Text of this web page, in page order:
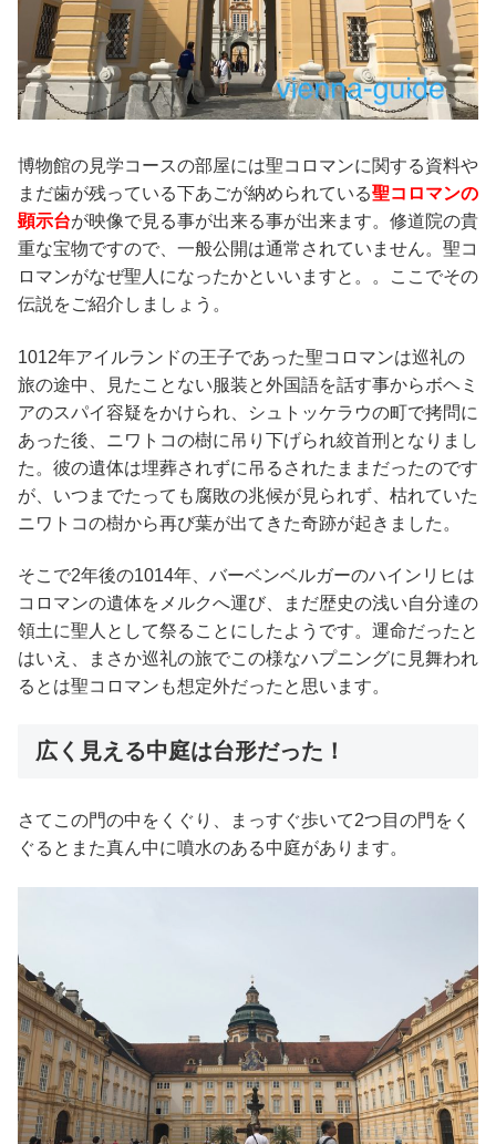
博物館の見学コースの部屋には聖コロマンに関する資料や
まだ歯が残っている下あごが納められている聖コロマンの
顕示台が映像で見る事が出来る事が出来ます。修道院の貴
重な宝物ですので、一般公開は通常されていません。聖コ
ロマンがなぜ聖人になったかといいますと。。ここでその
伝説をご紹介しましょう。
1012年アイルランドの王子であった聖コロマンは巡礼の
旅の途中、見たことない服装と外国語を話す事からボヘミ
アのスパイ容疑をかけられ、シュトッケラウの町で拷問に
あった後、ニワトコの樹に吊り下げられ絞首刑となりまし
た。彼の遺体は埋葬されずに吊るされたままだったのです
が、いつまでたっても腐敗の兆候が見られず、枯れていた
ニワトコの樹から再び葉が出てきた奇跡が起きました。
そこで2年後の1014年、バーベンベルガーのハインリヒは
コロマンの遺体をメルクへ運び、まだ歴史の浅い自分達の
領土に聖人として祭ることにしたようです。運命だったと
はいえ、まさか巡礼の旅でこの様なハプニングに見舞われ
るとは聖コロマンも想定外だったと思います。
広く見える中庭は台形だった！
さてこの門の中をくぐり、まっすぐ歩いて2つ目の門をく
ぐるとまた真ん中に噴水のある中庭があります。